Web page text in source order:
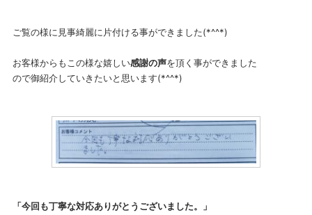
ご覧の様に見事綺麗に片付ける事ができました(*^^*)
お客様からもこの様な嬉しい感謝の声を頂く事ができました
ので御紹介していきたいと思います(*^^*)
「今回も丁寧な対応ありがとうございました。」